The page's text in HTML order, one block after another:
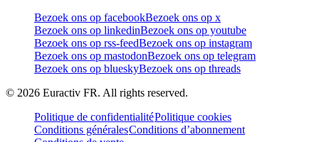
Bezoek ons op facebookBezoek ons op x
Bezoek ons op linkedinBezoek ons op youtube
Bezoek ons op rss-feedBezoek ons op instagram
Bezoek ons op mastodonBezoek ons op telegram
Bezoek ons op blueskyBezoek ons op threads
© 2026 Euractiv FR. All rights reserved.
Politique de confidentialitéPolitique cookies
Conditions généralesConditions d’abonnement